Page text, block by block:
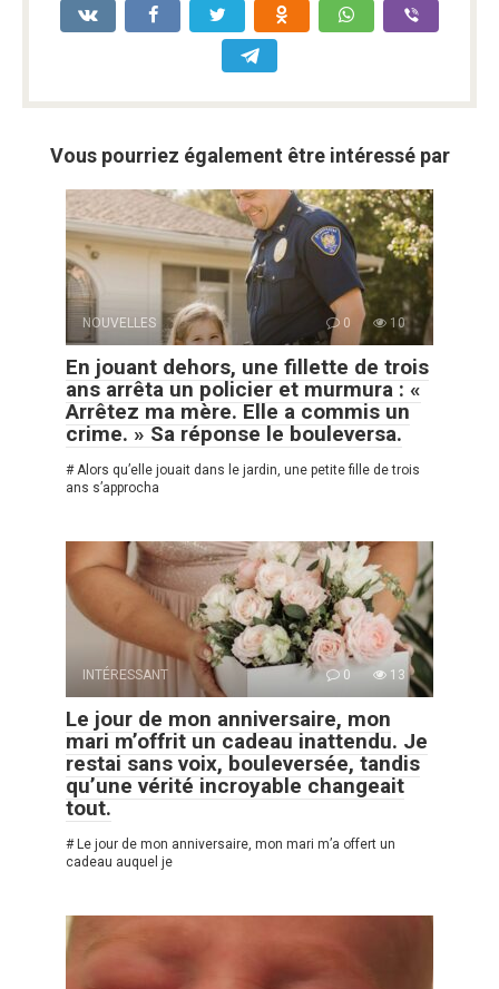
Vous pourriez également être intéressé par
NOUVELLES 0 10
En jouant dehors, une fillette de trois
ans arrêta un policier et murmura : «
Arrêtez ma mère. Elle a commis un
crime. » Sa réponse le bouleversa.
# Alors qu’elle jouait dans le jardin, une petite fille de trois
ans s’approcha
INTÉRESSANT 0 13
Le jour de mon anniversaire, mon
mari m’offrit un cadeau inattendu. Je
restai sans voix, bouleversée, tandis
qu’une vérité incroyable changeait
tout.
# Le jour de mon anniversaire, mon mari m’a offert un
cadeau auquel je